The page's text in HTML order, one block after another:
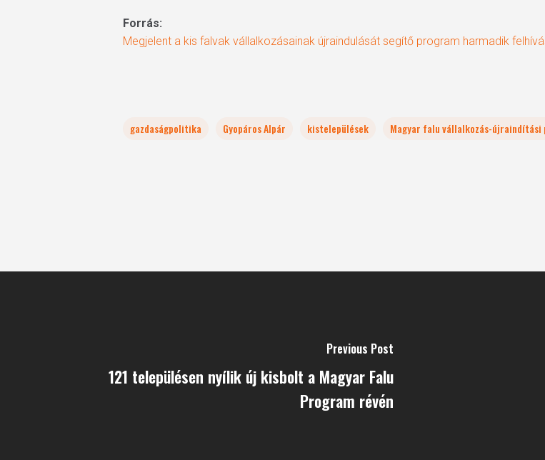
Forrás:
Megjelent a kis falvak vállalkozásainak újraindulását segítő program harmadik
gazdaságpolitika Gyopáros Alpár kistelepülések Magyar falu vállalkozás-újraindítási
Previous Post
121 településen nyílik új kisbolt a Magyar Falu
Program révén